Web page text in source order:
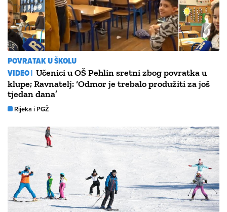
POVRATAK U ŠKOLU
VIDEO | Učenici u OŠ Pehlin sretni zbog povratka u
klupe; Ravnatelj: ‘Odmor je trebalo produžiti za još
tjedan dana’
Rijeka i PGŽ